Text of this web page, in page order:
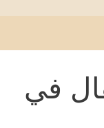
في